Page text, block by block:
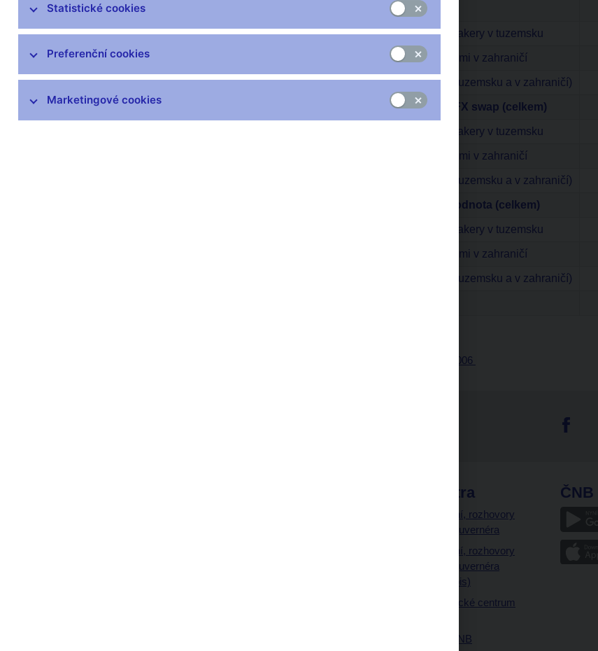
Spot (celkem)
s ostatními market-makery v tuzemsku
s finančními institucemi v zahraničí
s ostatními (klienti v tuzemsku a v zahraničí)
Outright forward + FX swap (celkem)
s ostatními market-makery v tuzemsku
s finančními institucemi v zahraničí
s ostatními (klienti v tuzemsku a v zahraničí)
Opce - nominální hodnota (celkem)
s ostatními market-makery v tuzemsku
s finančními institucemi v zahraničí
s ostatními (klienti v tuzemsku a v zahraničí)
Tisková zpráva z 7.11.2006
SKD – systém krátkodobých dluhopisů
Předpisy k obchodům ČNB
Eurošetření
ČNB extra
Vystoupení, rozhovory
a články guvernéra
Vystoupení, rozhovory
a články guvernéra
(úplný výpis)
Návštěvnické centrum
Historie ČNB
Statistické cookies
Preferenční cookies
Marketingové cookies